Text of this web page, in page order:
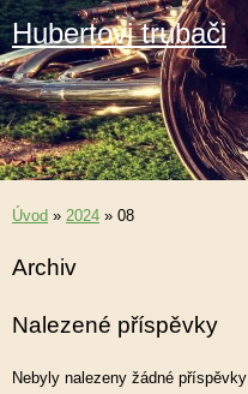
Hubertovi trubači
Úvod » 2024 » 08
Archiv
Nalezené příspěvky
Nebyly nalezeny žádné příspěvky